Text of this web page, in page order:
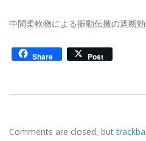
中間柔軟物による振動伝搬の
Share Post
13
Comments are closed, but